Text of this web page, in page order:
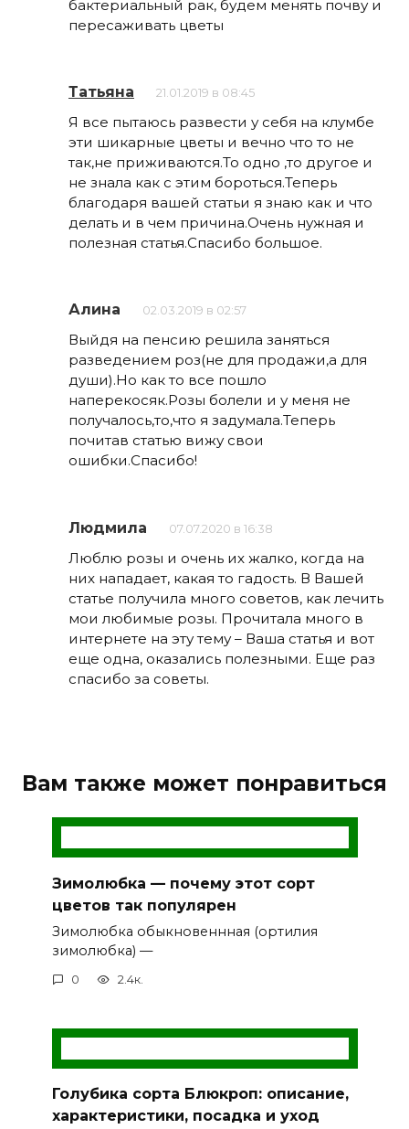
бактериальный рак, будем менять почву и
пересаживать цветы
Татьяна 21.01.2019 в 08:45
Я все пытаюсь развести у себя на клумбе
эти шикарные цветы и вечно что то не
так,не приживаются.То одно ,то другое и
не знала как с этим бороться.Теперь
благодаря вашей статьи я знаю как и что
делать и в чем причина.Очень нужная и
полезная статья.Спасибо большое.
Алина 02.03.2019 в 02:57
Выйдя на пенсию решила заняться
разведением роз(не для продажи,а для
души).Но как то все пошло
наперекосяк.Розы болели и у меня не
получалось,то,что я задумала.Теперь
почитав статью вижу свои
ошибки.Спасибо!
Людмила 07.07.2020 в 16:38
Люблю розы и очень их жалко, когда на
них нападает, какая то гадость. В Вашей
статье получила много советов, как лечить
мои любимые розы. Прочитала много в
интернете на эту тему – Ваша статья и вот
еще одна, оказались полезными. Еще раз
спасибо за советы.
Вам также может понравиться
Зимолюбка — почему этот сорт
цветов так популярен
Зимолюбка обыкновеннная (ортилия
зимолюбка) —
0 2.4к.
Голубика сорта Блюкроп: описание,
характеристики, посадка и уход